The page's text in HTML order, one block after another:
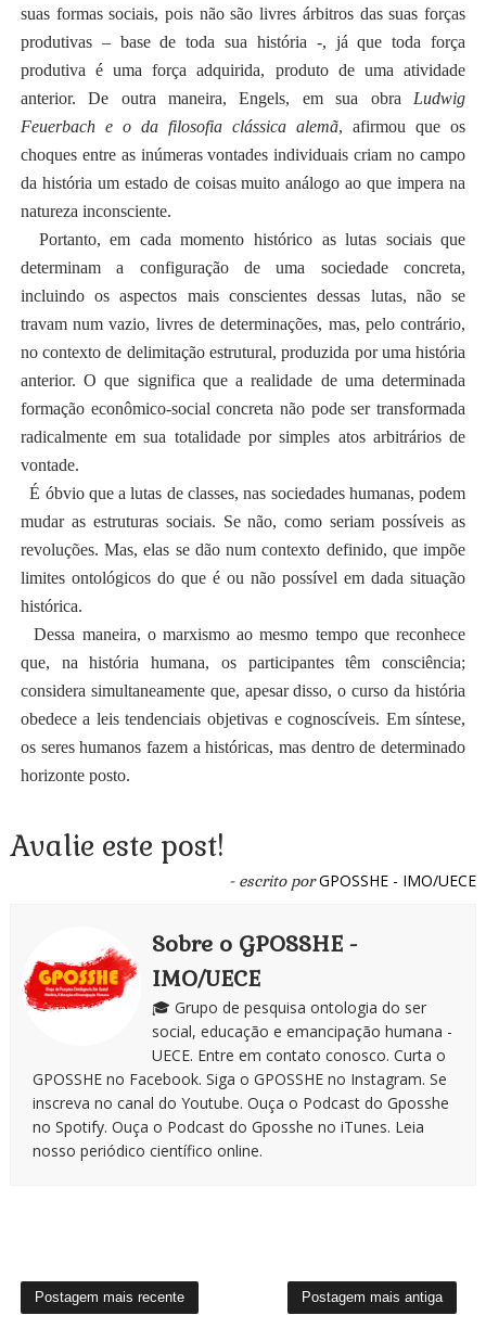
suas formas sociais, pois não são livres árbitros das suas forças
produtivas – base de toda sua história -, já que toda força
produtiva é uma força adquirida, produto de uma atividade
anterior. De outra maneira, Engels, em sua obra Ludwig
Feuerbach e o da filosofia clássica alemã, afirmou que os
choques entre as inúmeras vontades individuais criam no campo
da história um estado de coisas muito análogo ao que impera na
natureza inconsciente.
Portanto, em cada momento histórico as lutas sociais que
determinam a configuração de uma sociedade concreta,
incluindo os aspectos mais conscientes dessas lutas, não se
travam num vazio, livres de determinações, mas, pelo contrário,
no contexto de delimitação estrutural, produzida por uma história
anterior. O que significa que a realidade de uma determinada
formação econômico-social concreta não pode ser transformada
radicalmente em sua totalidade por simples atos arbitrários de
vontade.
É óbvio que a lutas de classes, nas sociedades humanas, podem
mudar as estruturas sociais. Se não, como seriam possíveis as
revoluções. Mas, elas se dão num contexto definido, que impõe
limites ontológicos do que é ou não possível em dada situação
histórica.
Dessa maneira, o marxismo ao mesmo tempo que reconhece
que, na história humana, os participantes têm consciência;
considera simultaneamente que, apesar disso, o curso da história
obedece a leis tendenciais objetivas e cognoscíveis. Em síntese,
os seres humanos fazem a históricas, mas dentro de determinado
horizonte posto.
Avalie este post!
- escrito por GPOSSHE - IMO/UECE
Sobre o GPOSSHE -
IMO/UECE
🎓 Grupo de pesquisa ontologia do ser
social, educação e emancipação humana -
UECE. Entre em contato conosco. Curta o
GPOSSHE no Facebook. Siga o GPOSSHE no Instagram. Se
inscreva no canal do Youtube. Ouça o Podcast do Gposshe
no Spotify. Ouça o Podcast do Gposshe no iTunes. Leia
nosso periódico científico online.
Postagem mais recente Postagem mais antiga